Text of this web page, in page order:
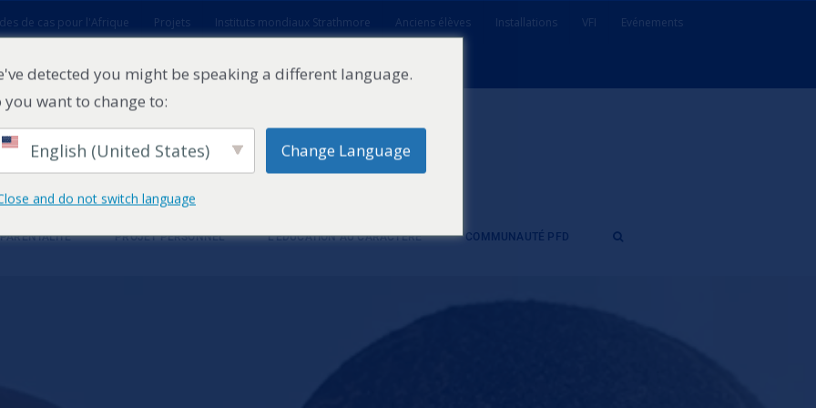
de cas pour l'Afrique Projets Instituts mondiaux Strathmore Anciens élèves Installations VFI Evénements
PROJET PERSONNEL L'ÉDUCATION AU CARACTÈRE COMMUNAUTÉ PFD
detected you might be speaking a different language.
you want to change to:
English (United States) Change Language
and do not switch language